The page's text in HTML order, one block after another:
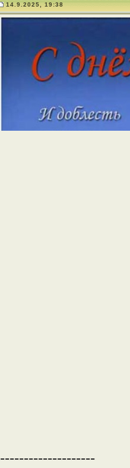
14.9.2025, 19:38
--------------------